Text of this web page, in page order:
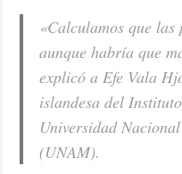
«Calculamos que
aunque habría que
explicó a Efe Vala
islandesa del
Universidad
(UNAM).